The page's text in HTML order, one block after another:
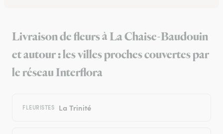
Livraison de fleurs à La Chaise-Baudouin
et autour : les villes proches couvertes par
le réseau Interflora
FLEURISTES La Trinité